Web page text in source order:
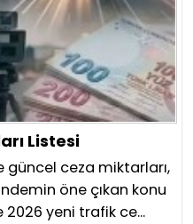
Listesi
güncel ceza miktarları,
öne çıkan konu
2026 yeni trafik ce...